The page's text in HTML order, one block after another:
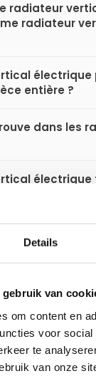
Details
gebruik van
om content en
voor social
te
van onze
radiateur
radiateur
entière ?
dans les
à
vous aider et